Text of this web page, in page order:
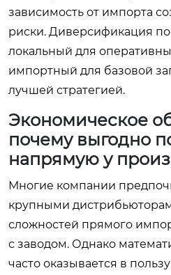
зависимость от импорта
риски. Диверсификация
локальный для
импортный для базовой
лучшей стратегией.
Экономическое
почему выгодно
напрямую у
Многие компании
крупными
сложностей прямого
с заводом. Однако
часто оказывается в